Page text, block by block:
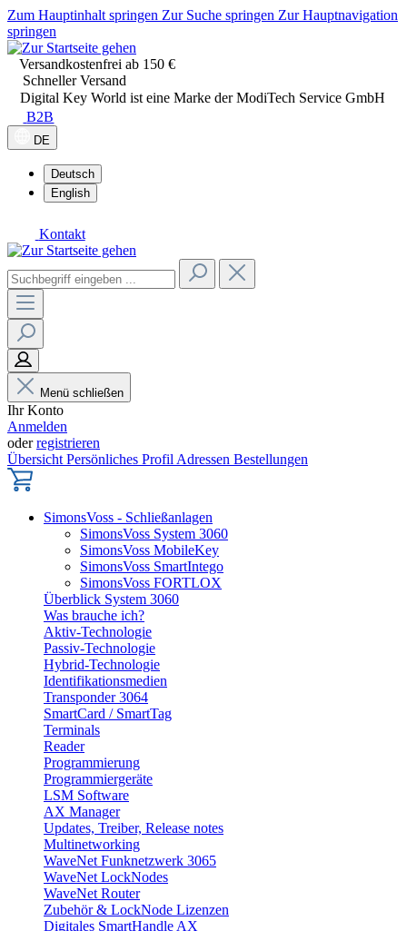
Zum Hauptinhalt springen Zur Suche springen Zur Hauptnavigation
springen
Versandkostenfrei ab 150 €
Schneller Versand
Digital Key World ist eine Marke der ModiTech Service GmbH
B2B
DE
Deutsch
English
Kontakt
Menü schließen
Ihr Konto
Anmelden
oderregistrieren
Übersicht Persönliches Profil Adressen Bestellungen
SimonsVoss - Schließanlagen
SimonsVoss System 3060
SimonsVoss MobileKey
SimonsVoss SmartIntego
SimonsVoss FORTLOX
Überblick System 3060
Was brauche ich?
Aktiv-Technologie
Passiv-Technologie
Hybrid-Technologie
Identifikationsmedien
Transponder 3064
SmartCard / SmartTag
Terminals
Reader
Programmierung
Programmiergeräte
LSM Software
AX Manager
Updates, Treiber, Release notes
Multinetworking
WaveNet Funknetzwerk 3065
WaveNet LockNodes
WaveNet Router
Zubehör & LockNode Lizenzen
Digitales SmartHandle AX